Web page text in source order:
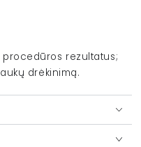
rezultatus;
drėkinimą.